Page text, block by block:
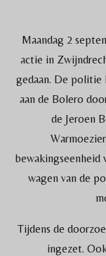
Maandag 2
actie in
gedaan. De politie
aan de Bolero
de Jeroen
bewakingseenheid
wagen van de
Tijdens de
ingezet.